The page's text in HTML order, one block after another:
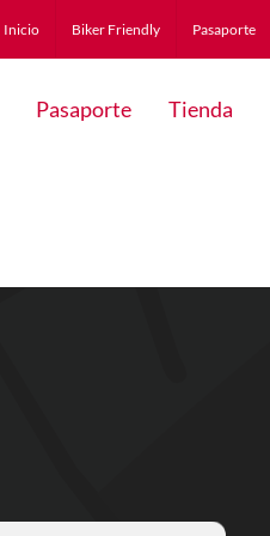
Inicio Biker Friendly Pasaporte
Pasaporte Tienda